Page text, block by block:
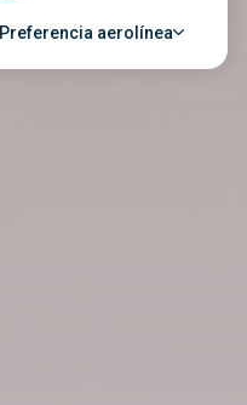
Preferencia aerolínea